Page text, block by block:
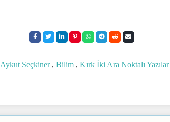
Aykut Seçkiner , Bilim , Kırk İki Ara Noktalı Yazılar